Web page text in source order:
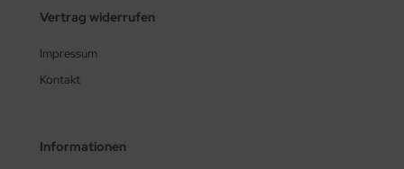
Vertrag widerrufen
Impressum
Kontakt
Informationen